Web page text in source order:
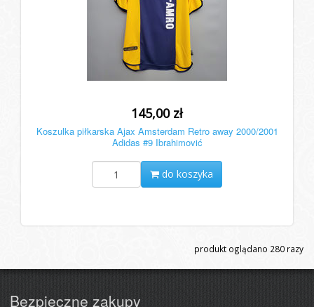
145,00 zł
Koszulka piłkarska Ajax Amsterdam Retro away 2000/2001
Adidas #9 Ibrahimović
do koszyka
produkt oglądano 280 razy
Bezpieczne zakupy